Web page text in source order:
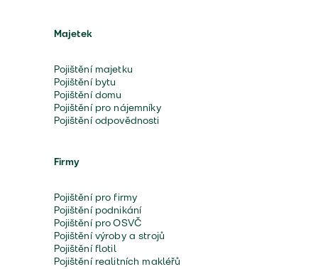
Majetek
Pojištění majetku
Pojištění bytu
Pojištění domu
Pojištění pro nájemníky
Pojištění odpovědnosti
Firmy
Pojištění pro firmy
Pojištění podnikání
Pojištění pro OSVČ
Pojištění výroby a strojů
Pojištění flotil
Pojištění realitních makléřů